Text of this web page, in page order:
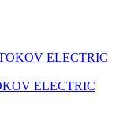
ELECTRIC